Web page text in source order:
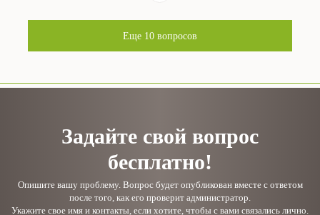
Еще 10 вопросов
Задайте свой вопрос
бесплатно!
Опишите вашу проблему. Вопрос будет опубликован вместе с ответом
после того, как его проверит администратор.
Укажите свое имя и контакты, если хотите, чтобы с вами связались лично.